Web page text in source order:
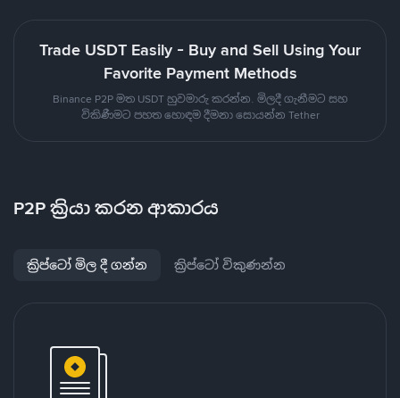
Trade USDT Easily - Buy and Sell Using Your
Favorite Payment Methods
Binance P2P මත USDT හුවමාරු කරන්න. මිලදී ගැනීමට සහ
විකිණීමට පහත හොඳම දීමනා සොයන්න Tether
P2P ක්‍රියා කරන ආකාරය
ක්‍රිප්ටෝ මිල දී ගන්න ක්‍රිප්ටෝ විකුණන්න